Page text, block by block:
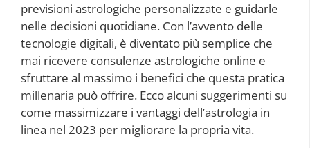
previsioni astrologiche personalizzate e guidarle
nelle decisioni quotidiane. Con l’avvento delle
tecnologie digitali, è diventato più semplice che
mai ricevere consulenze astrologiche online e
sfruttare al massimo i benefici che questa pratica
millenaria può offrire. Ecco alcuni suggerimenti su
come massimizzare i vantaggi dell’astrologia in
linea nel 2023 per migliorare la propria vita.